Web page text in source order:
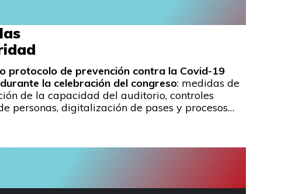
protocolo de prevención contra la Covid-19
la celebración del congreso: medidas de
de la capacidad del auditorio, controles
personas, digitalización de pases y procesos…